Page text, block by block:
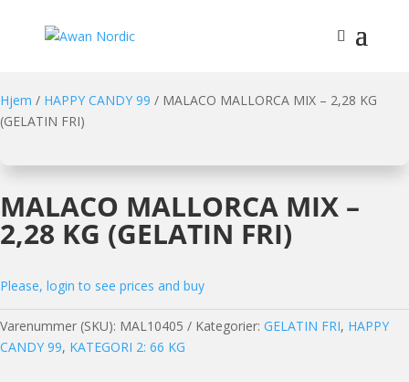
Hjem / HAPPY CANDY 99 / MALACO MALLORCA MIX – 2,28 KG
(GELATIN FRI)
MALACO MALLORCA MIX –
2,28 KG (GELATIN FRI)
Please, login to see prices and buy
Varenummer (SKU): MAL10405 Kategorier: GELATIN FRI, HAPPY
CANDY 99, KATEGORI 2: 66 KG